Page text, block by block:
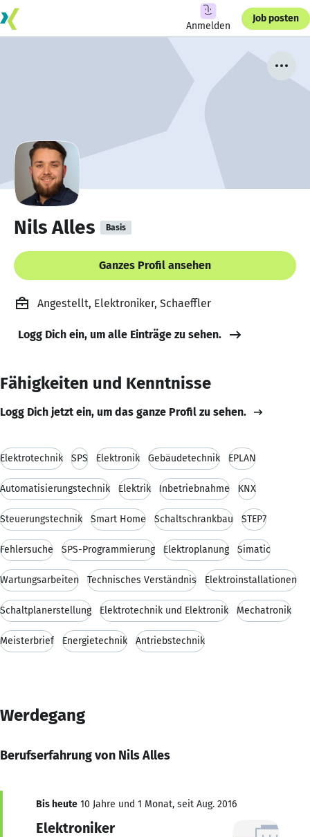
Anmelden
Job posten
Nils Alles Basis
Ganzes Profil ansehen
Angestellt, Elektroniker, Schaeffler
Logg Dich ein, um alle Einträge zu sehen.
Fähigkeiten und Kenntnisse
Logg Dich jetzt ein, um das ganze Profil zu sehen.
Elektrotechnik SPS Elektronik Gebäudetechnik EPLAN
Automatisierungstechnik Elektrik Inbetriebnahme KNX
Steuerungstechnik Smart Home Schaltschrankbau STEP7
Fehlersuche SPS-Programmierung Elektroplanung Simatic
Wartungsarbeiten Technisches Verständnis Elektroinstallationen
Schaltplanerstellung Elektrotechnik und Elektronik Mechatronik
Meisterbrief Energietechnik Antriebstechnik
Werdegang
Berufserfahrung von Nils Alles
Bis heute 10 Jahre und 1 Monat, seit Aug. 2016
Elektroniker